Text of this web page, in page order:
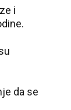
i
da se